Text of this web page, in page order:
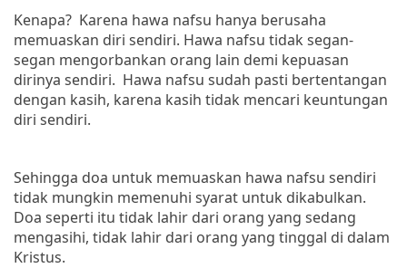
Kenapa? Karena hawa nafsu hanya berusaha
memuaskan diri sendiri. Hawa nafsu tidak segan-
segan mengorbankan orang lain demi kepuasan
dirinya sendiri. Hawa nafsu sudah pasti bertentangan
dengan kasih, karena kasih tidak mencari keuntungan
diri sendiri.
Sehingga doa untuk memuaskan hawa nafsu sendiri
tidak mungkin memenuhi syarat untuk dikabulkan.
Doa seperti itu tidak lahir dari orang yang sedang
mengasihi, tidak lahir dari orang yang tinggal di dalam
Kristus.